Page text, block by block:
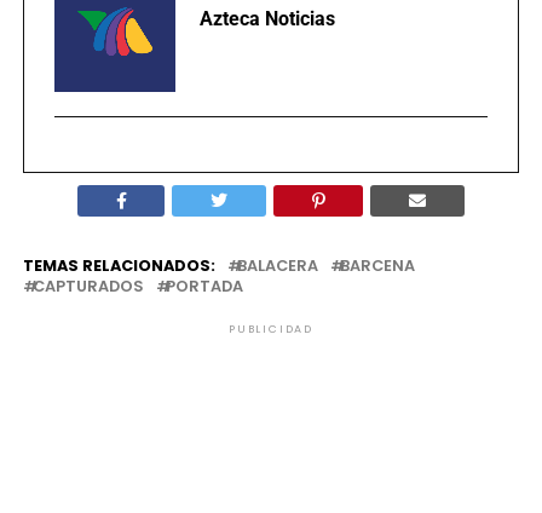
Azteca Noticias
TEMAS RELACIONADOS: BALACERA
BARCENA
CAPTURADOS
PORTADA
PUBLICIDAD